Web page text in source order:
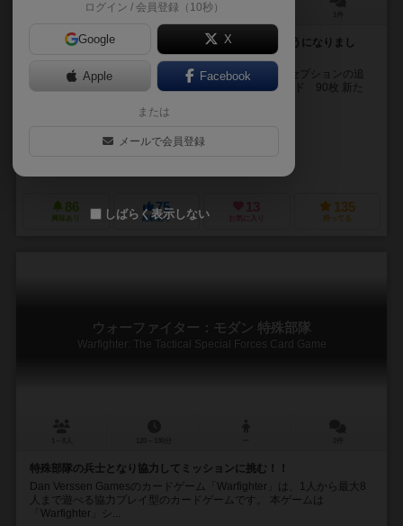
20分前後
新たな役割が追加され、最大14人までプレイできるようになりまし
ディセプション：アンダーカバー・アライズは、ディセプションの追
加拡張セットです。 セット内容 新たな手掛かりカード 90枚 新た
トミー・Ng（Tommy Ng）
グレイフォックスゲー
86
興味あり
75
経験あり
13
お気に入り
135
持ってる
ウォーファイター：モダン 特殊部隊
Warfighter: The Tactical Special Forces Card Game
特殊部隊の兵士となり協力してミッションに挑む！！
Dan Verssen Gamesのカードゲーム「Warfighter」は、1人から最大8
人まで遊べる協力プレイ型のカードゲームです。 本ゲームは
「Warfighter」シ...
ログイン / 会員登録（10秒）
Google X
Apple Facebook
または
メールで会員登録
しばらく表示しない